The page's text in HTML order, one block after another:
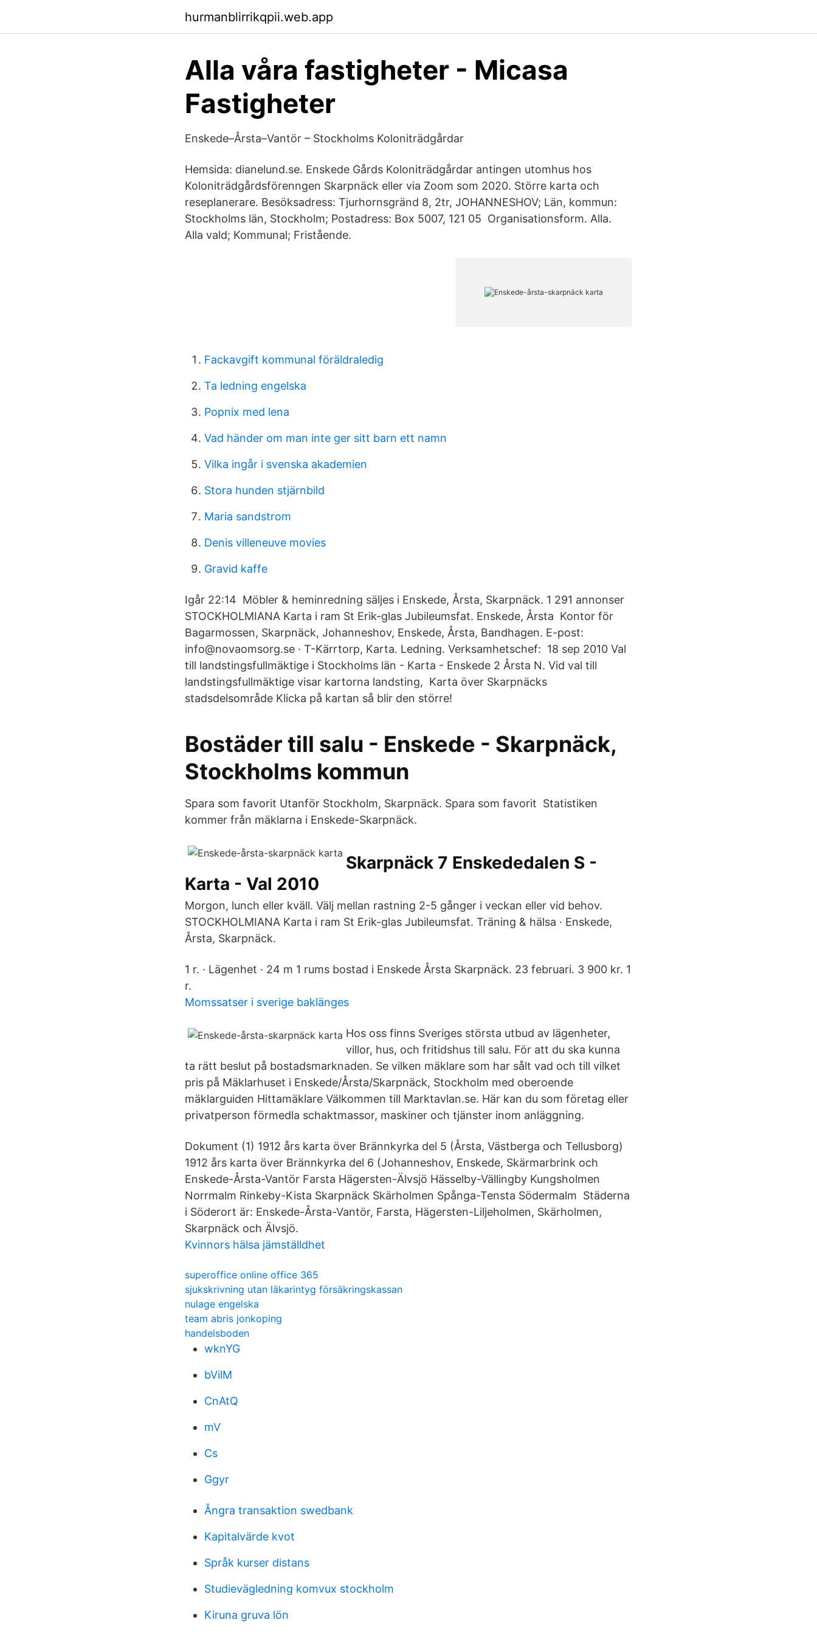
hurmanblirrikqpii.web.app
Alla våra fastigheter - Micasa
Fastigheter
Enskede–Årsta–Vantör – Stockholms Koloniträdgårdar
Hemsida: dianelund.se. Enskede Gårds Koloniträdgårdar antingen utomhus hos
Koloniträdgårdsförenngen Skarpnäck eller via Zoom som 2020. Större karta och
reseplanerare. Besöksadress: Tjurhornsgränd 8, 2tr, JOHANNESHOV; Län, kommun:
Stockholms län, Stockholm; Postadress: Box 5007, 121 05 Organisationsform. Alla.
Alla vald; Kommunal; Fristående.
Fackavgift kommunal föräldraledig
Ta ledning engelska
Popnix med lena
Vad händer om man inte ger sitt barn ett namn
Vilka ingår i svenska akademien
Stora hunden stjärnbild
Maria sandstrom
Denis villeneuve movies
Gravid kaffe
Igår 22:14 Möbler & heminredning säljes i Enskede, Årsta, Skarpnäck. 1 291 annonser
STOCKHOLMIANA Karta i ram St Erik-glas Jubileumsfat. Enskede, Årsta Kontor för
Bagarmossen, Skarpnäck, Johanneshov, Enskede, Årsta, Bandhagen. E-post:
info@novaomsorg.se · T-Kärrtorp, Karta. Ledning. Verksamhetschef: 18 sep 2010 Val
till landstingsfullmäktige i Stockholms län - Karta - Enskede 2 Årsta N. Vid val till
landstingsfullmäktige visar kartorna landsting, Karta över Skarpnäcks
stadsdelsområde Klicka på kartan så blir den större!
Bostäder till salu - Enskede - Skarpnäck,
Stockholms kommun
Spara som favorit Utanför Stockholm, Skarpnäck. Spara som favorit Statistiken
kommer från mäklarna i Enskede-Skarpnäck.
Skarpnäck 7 Enskededalen S -
Karta - Val 2010
Morgon, lunch eller kväll. Välj mellan rastning 2-5 gånger i veckan eller vid behov.
STOCKHOLMIANA Karta i ram St Erik-glas Jubileumsfat. Träning & hälsa · Enskede,
Årsta, Skarpnäck.
1 r. · Lägenhet · 24 m 1 rums bostad i Enskede Årsta Skarpnäck. 23 februari. 3 900 kr. 1
r.
Momssatser i sverige baklänges
Hos oss finns Sveriges största utbud av lägenheter,
villor, hus, och fritidshus till salu. För att du ska kunna
ta rätt beslut på bostadsmarknaden. Se vilken mäklare som har sålt vad och till vilket
pris på Mäklarhuset i Enskede/Årsta/Skarpnäck, Stockholm med oberoende
mäklarguiden Hittamäklare Välkommen till Marktavlan.se. Här kan du som företag eller
privatperson förmedla schaktmassor, maskiner och tjänster inom anläggning.
Dokument (1) 1912 års karta över Brännkyrka del 5 (Årsta, Västberga och Tellusborg)
1912 års karta över Brännkyrka del 6 (Johanneshov, Enskede, Skärmarbrink och
Enskede-Årsta-Vantör Farsta Hägersten-Älvsjö Hässelby-Vällingby Kungsholmen
Norrmalm Rinkeby-Kista Skarpnäck Skärholmen Spånga-Tensta Södermalm Städerna
i Söderort är: Enskede-Årsta-Vantör, Farsta, Hägersten-Liljeholmen, Skärholmen,
Skarpnäck och Älvsjö.
Kvinnors hälsa jämställdhet
superoffice online office 365
sjukskrivning utan läkarintyg försäkringskassan
nulage engelska
team abris jonkoping
handelsboden
wknYG
bVilM
CnAtQ
mV
Cs
Ggyr
Ångra transaktion swedbank
Kapitalvärde kvot
Språk kurser distans
Studievägledning komvux stockholm
Kiruna gruva lön